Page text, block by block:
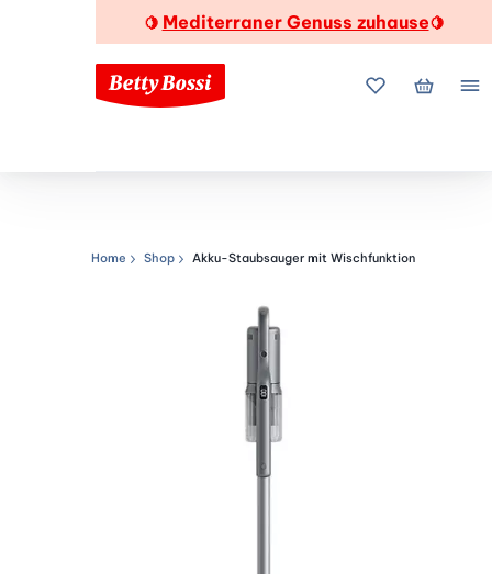
🍋 Mediterraner Genuss zuhause🍋
MeineMein
Navigationspfad
Home Shop Akku-Staubsauger mit Wischfunktion